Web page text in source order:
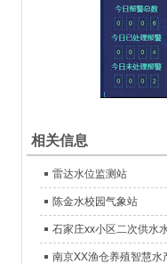
相关信息
雷达水位监测站
陈金水校园气象站
石家庄xx小区二次供水
南京XX渔仓养殖智慧水